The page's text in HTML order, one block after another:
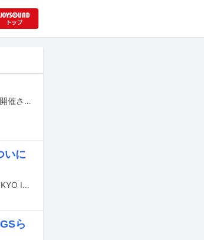
今年も「TIF」の季節がやってきた。7月31日から3日間にわたり、東京・お台場青海周辺エリアで開催されるアイドルフェス「TOKYO IDOL FESTIVAL 2026 supported by にしたんクリニック」。2010年8月の初開催から（コロナ禍での中止、オンライン開催、秋の開催というイレギュラーを挟みながら）17回目の夏を迎えた。今年は「TIF」史上初のK-POPグループ・KiiiKiiiやLAPONE GIRLS所属のIS:SUEといった新たな顔ぶれもあり、乃木坂46、＝LOVE、超ときめき♡宣伝部、CANDY TUNE、iLiFE!らアリーナクラスで活躍するグループが一堂に会する。ほかにも、ソロとして出演する櫻井優衣（FRUITS ZIPPER）や諸橋沙夏（＝LOVE）、乃木坂46の五百城茉央と奥田いろはによるフォークデュオ・カフェオーレ、さらには後藤真希、柏木由紀、佐々木彩夏（ももいろクローバーZ）……と、コアなアイドルファンのみならず幅広い層に“刺さる”メンツがそろっている。そんなラインナップを目にして「初めてだけど、行ってみようかな……」と考えながら「でも、お目当て以外のグループが楽しめるかどうか……」と躊躇している人もいるかもしれない。そこで本稿では、阿刀"DA"大志（ライター）、川端優（虹のコンキスタドール）、クロちゃん（安田大サーカス / 豆柴の大群プロデューサー）、左藤豊（ライター）、小鳥遊るい（ex. #ババババンビ / 「NEW COLORS PROJECT」プロデューサー）、南波一海（ライター）、吉田尚記（アナウンサー）、repi（ex. lyrical school）という“識者”8名に、公式のタイムテーブルをもとに各日程の見どころを押さえた「わたしのタイムテーブル」を考案してもらった。新たなアイドルとの出会いの一助になれば幸いだ。前編では音楽ナタリーのアイドル記事でもおなじみのライター陣3名と、自身もMCとして複数のステージに出演しながら数々のエリアに出没する吉田アナによる“俺のタイテ”をお届けする。
いに
7月31日から8月2日までの3日間、東京・お台場青海周辺エリアにて行われるアイドルフェス「TOKYO IDOL FESTIVAL 2026 supported by にしたんクリニック」のタイムテーブルが発表された。
ら